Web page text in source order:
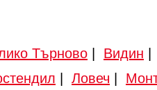
Търново Видин
Ловеч